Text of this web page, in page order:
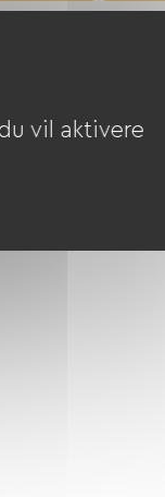
vil aktivere